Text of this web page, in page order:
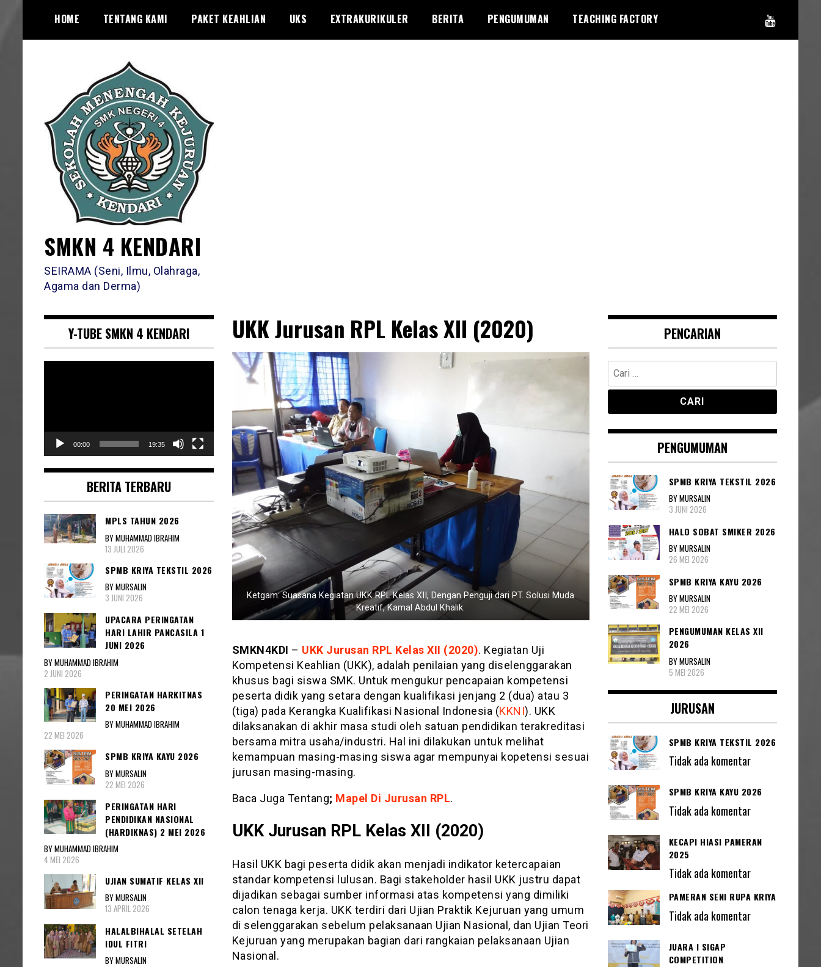
content
HOME TENTANG KAMI PAKET KEAHLIAN UKS EXTRAKURIKULER BERITA PENGUMUMAN TEACHING FACTORY
SMKN 4 KENDARI
SEIRAMA (Seni, Ilmu, Olahraga,
Agama dan Derma)
UKK Jurusan RPL Kelas XII (2020)
Ketgam: Suasana Kegiatan UKK RPL Kelas XII, Dengan Penguji dari PT. Solusi Muda
Kreatif, Kamal Abdul Khalik.
SMKN4KDI – UKK Jurusan RPL Kelas XII (2020). Kegiatan Uji
Kompetensi Keahlian (UKK), adalah penilaian yang diselenggarakan
khusus bagi siswa SMK. Untuk mengukur pencapaian kompetensi
peserta didik yang setara dengan kualifikasi jenjang 2 (dua) atau 3
(tiga) pada Kerangka Kualifikasi Nasional Indonesia (KKNI). UKK
dilaksanakan di akhir masa studi oleh satuan pendidikan terakreditasi
bersama mitra usaha/industri. Hal ini dilakukan untuk melihat
kemampuan masing-masing siswa agar mempunyai kopetensi sesuai
jurusan masing-masing.
Baca Juga Tentang; Mapel Di Jurusan RPL.
UKK Jurusan RPL Kelas XII (2020)
Hasil UKK bagi peserta didik akan menjadi indikator ketercapaian
standar kompetensi lulusan. Bagi stakeholder hasil UKK justru dapat
dijadikan sebagai sumber informasi atas kompetensi yang dimiliki
calon tenaga kerja. UKK terdiri dari Ujian Praktik Kejuruan yang umum
di selenggarakan sebelum pelaksanaan Ujian Nasional, dan Ujian Teori
Kejuruan yang merupakan bagian dari rangkaian pelaksanaan Ujian
Nasional.
Y-TUBE SMKN 4 KENDARI
00:00 19:35
BERITA TERBARU
MPLS TAHUN 2026
BY MUHAMMAD IBRAHIM
13 JULI 2026
SPMB KRIYA TEKSTIL 2026
BY MURSALIN
3 JUNI 2026
UPACARA PERINGATAN
HARI LAHIR PANCASILA 1
JUNI 2026
BY MUHAMMAD IBRAHIM
2 JUNI 2026
PERINGATAN HARKITNAS
20 MEI 2026
BY MUHAMMAD IBRAHIM
22 MEI 2026
SPMB KRIYA KAYU 2026
BY MURSALIN
22 MEI 2026
PERINGATAN HARI
PENDIDIKAN NASIONAL
(HARDIKNAS) 2 MEI 2026
BY MUHAMMAD IBRAHIM
4 MEI 2026
UJIAN SUMATIF KELAS XII
BY MURSALIN
13 APRIL 2026
HALALBIHALAL SETELAH
IDUL FITRI
BY MURSALIN
PENCARIAN
Cari
untuk:
PENGUMUMAN
SPMB KRIYA TEKSTIL 2026
BY MURSALIN
3 JUNI 2026
HALO SOBAT SMIKER 2026
BY MURSALIN
26 MEI 2026
SPMB KRIYA KAYU 2026
BY MURSALIN
22 MEI 2026
PENGUMUMAN KELAS XII
2026
BY MURSALIN
5 MEI 2026
JURUSAN
SPMB KRIYA TEKSTIL 2026
Tidak ada komentar
SPMB KRIYA KAYU 2026
Tidak ada komentar
KECAPI HIASI PAMERAN
2025
Tidak ada komentar
PAMERAN SENI RUPA KRIYA
Tidak ada komentar
JUARA I SIGAP
COMPETITION